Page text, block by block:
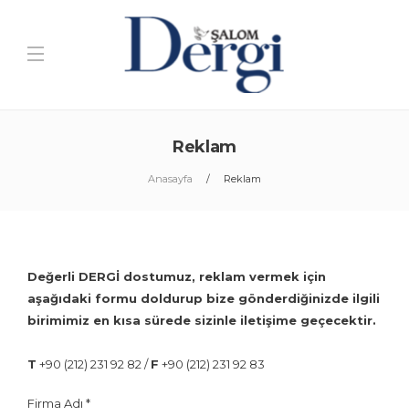
Reklam
Anasayfa Reklam
Değerli DERGİ dostumuz, reklam vermek için
aşağıdaki formu doldurup bize gönderdiğinizde ilgili
birimimiz en kısa sürede sizinle iletişime geçecektir.
T +90 (212) 231 92 82 /F +90 (212) 231 92 83
Firma Adı *